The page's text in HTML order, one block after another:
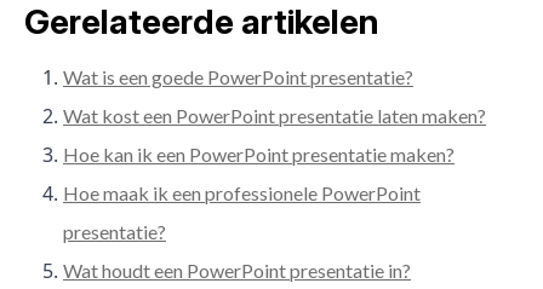
Gerelateerde artikelen
Wat is een goede PowerPoint presentatie?
Wat kost een PowerPoint presentatie laten maken?
Hoe kan ik een PowerPoint presentatie maken?
Hoe maak ik een professionele PowerPoint
presentatie?
Wat houdt een PowerPoint presentatie in?